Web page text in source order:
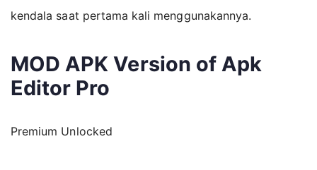
kendala saat pertama kali menggunakannya.
MOD APK Version of Apk
Editor Pro
Premium Unlocked